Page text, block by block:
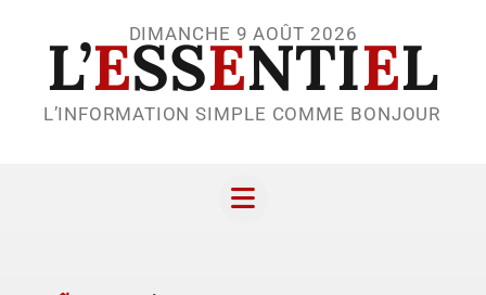
DIMANCHE 9 AOÛT 2026
L’ESSENTIEL
L’INFORMATION SIMPLE COMME BONJOUR